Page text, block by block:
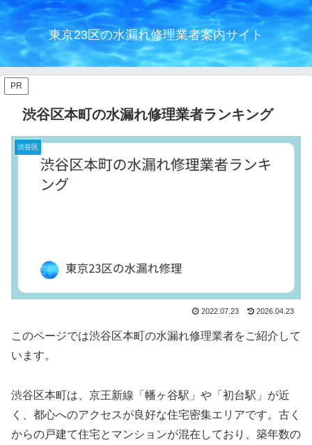
東京23区の水漏れ修理業者案内サイト
PR
渋谷区本町の水漏れ修理業者ランキング
渋谷区
2022.07.23 2026.04.23
このページでは渋谷区本町の水漏れ修理業者をご紹介して
います。
渋谷区本町は、京王新線「幡ヶ谷駅」や「初台駅」が近
く、都心へのアクセスが良好な住宅密集エリアです。古く
からの戸建て住宅とマンションが混在しており、築年数の